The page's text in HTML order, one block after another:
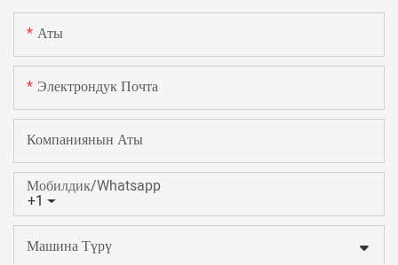
Аты
Электрондук Почта
Компаниянын Аты
+1
Мобилдик/Whatsapp
Машина Түрү